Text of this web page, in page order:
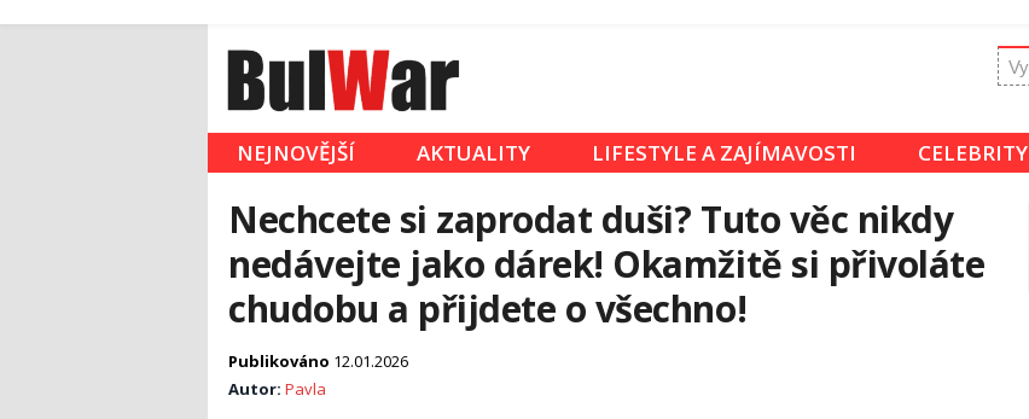
NEJNOVĚJŠÍ AKTUALITY LIFESTYLE A ZAJÍMAVOSTI CELEBRITY
Nechcete si zaprodat duši? Tuto věc nikdy
nedávejte jako dárek! Okamžitě si přivoláte
chudobu a přijdete o všechno!
Publikováno 12.01.2026
Autor: Pavla